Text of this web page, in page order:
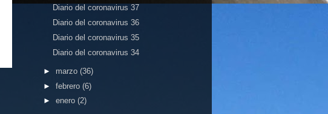
Diario del coronavirus 37
Diario del coronavirus 36
Diario del coronavirus 35
Diario del coronavirus 34
► marzo (36)
► febrero (6)
► enero (2)